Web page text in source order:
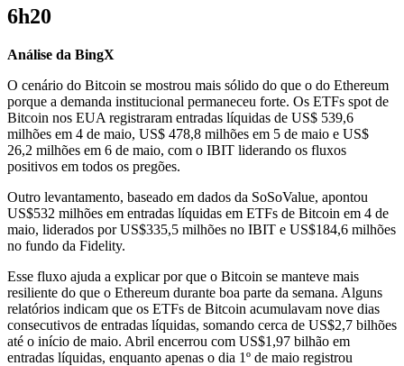
6h20
Análise da BingX
O cenário do Bitcoin se mostrou mais sólido do que o do Ethereum
porque a demanda institucional permaneceu forte. Os ETFs spot de
Bitcoin nos EUA registraram entradas líquidas de US$ 539,6
milhões em 4 de maio, US$ 478,8 milhões em 5 de maio e US$
26,2 milhões em 6 de maio, com o IBIT liderando os fluxos
positivos em todos os pregões.
Outro levantamento, baseado em dados da SoSoValue, apontou
US$532 milhões em entradas líquidas em ETFs de Bitcoin em 4 de
maio, liderados por US$335,5 milhões no IBIT e US$184,6 milhões
no fundo da Fidelity.
Esse fluxo ajuda a explicar por que o Bitcoin se manteve mais
resiliente do que o Ethereum durante boa parte da semana. Alguns
relatórios indicam que os ETFs de Bitcoin acumulavam nove dias
consecutivos de entradas líquidas, somando cerca de US$2,7 bilhões
até o início de maio. Abril encerrou com US$1,97 bilhão em
entradas líquidas, enquanto apenas o dia 1º de maio registrou